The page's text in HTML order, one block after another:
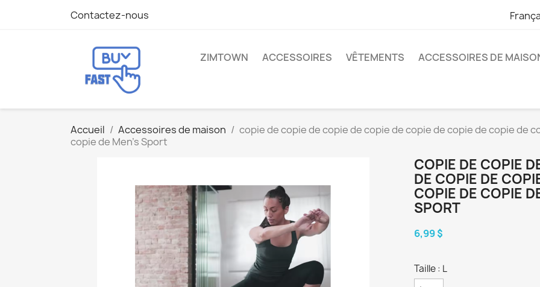
Contactez-nous
ZIMTOWN ACCESSOIRES VÊTEMENTS ACCESSOIRES DE
Accueil Accessoires de maison
copie de copie de copie de copie de copie de copie de copie de
copie de Men's Sport
COPIE DE COPIE
DE COPIE DE
COPIE DE COPIE
SPORT
6,99 $
Taille : L